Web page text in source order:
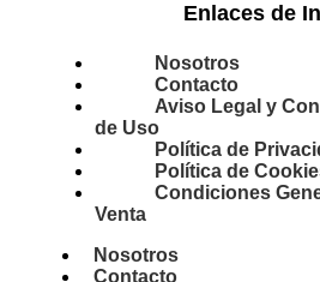
Enlaces de
Nosotros
Contacto
Aviso Legal y
de Uso
Política de
Política de
Condiciones
Venta
Nosotros
Contacto